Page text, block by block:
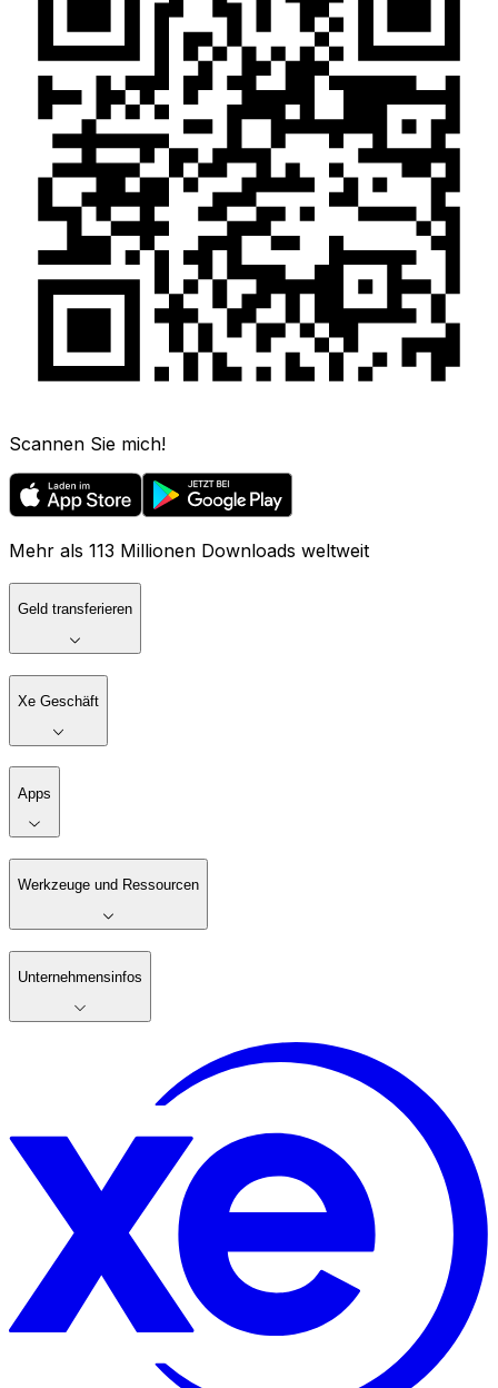
Scannen Sie mich!
Mehr als 113 Millionen Downloads weltweit
Geld transferieren
Xe Geschäft
Apps
Werkzeuge und Ressourcen
Unternehmensinfos